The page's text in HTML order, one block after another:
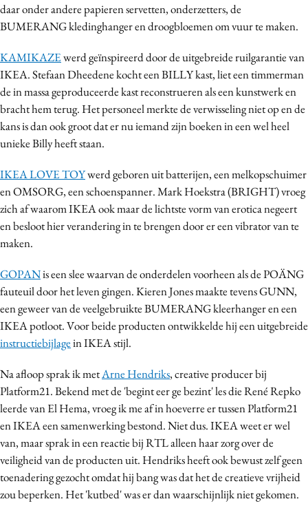
daar onder andere papieren servetten, onderzetters, de
BUMERANG kledinghanger en droogbloemen om vuur te maken.
KAMIKAZEwerd geïnspireerd door de uitgebreide ruilgarantie van
IKEA. Stefaan Dheedene kocht een BILLY kast, liet een timmerman
de in massa geproduceerde kast reconstrueren als een kunstwerk en
bracht hem terug. Het personeel merkte de verwisseling niet op en de
kans is dan ook groot dat er nu iemand zijn boeken in een wel heel
unieke Billy heeft staan.
IKEA LOVE TOYwerd geboren uit batterijen, een melkopschuimer
en OMSORG, een schoenspanner. Mark Hoekstra (BRIGHT) vroeg
zich af waarom IKEA ook maar de lichtste vorm van erotica negeert
en besloot hier verandering in te brengen door er een vibrator van te
maken.
GOPANis een slee waarvan de onderdelen voorheen als de POÄNG
fauteuil door het leven gingen. Kieren Jones maakte tevens GUNN,
een geweer van de veelgebruikte BUMERANG kleerhanger en een
IKEA potloot. Voor beide producten ontwikkelde hij een uitgebreide
instructiebijlagein IKEA stijl.
Na afloop sprak ik metArne Hendriks, creative producer bij
Platform21. Bekend met de 'begint eer ge bezint' les die René Repko
leerde van El Hema, vroeg ik me af in hoeverre er tussen Platform21
en IKEA een samenwerking bestond. Niet dus. IKEA weet er wel
van, maar sprak in een reactie bij RTL alleen haar zorg over de
veiligheid van de producten uit. Hendriks heeft ook bewust zelf geen
toenadering gezocht omdat hij bang was dat het de creatieve vrijheid
zou beperken. Het 'kutbed' was er dan waarschijnlijk niet gekomen.